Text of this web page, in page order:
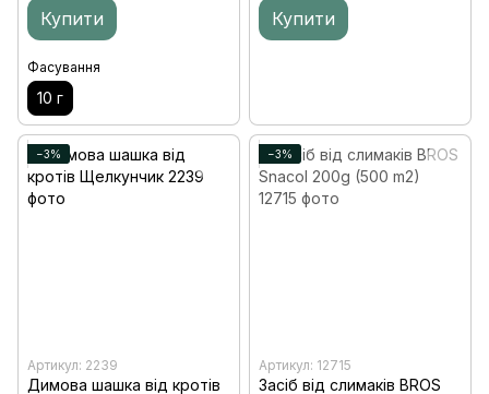
Купити
Фасування
10 г
Купити
−3%
Артикул: 2239
Димова шашка від кротів
−3%
Артикул: 12715
Засіб від слимаків BROS